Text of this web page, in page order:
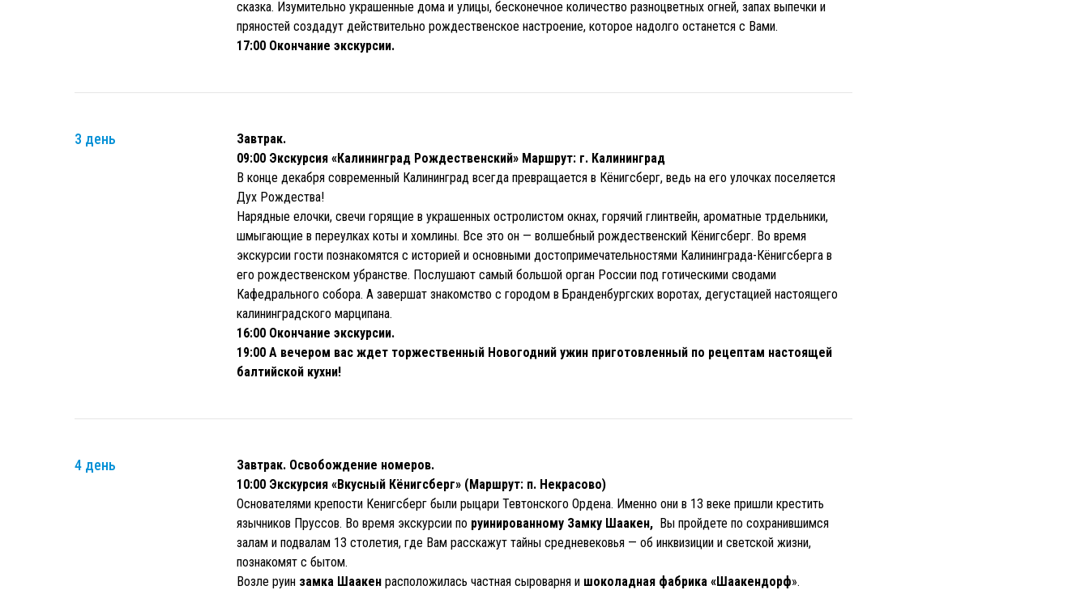
сказка. Изумительно украшенные дома и улицы, бесконечное количество разноцветных огней, запах выпечки и
пряностей создадут действительно рождественское настроение, которое надолго останется с Вами.
17:00 Окончание экскурсии.
3 день
Завтрак.
09:00 Экскурсия «Калининград Рождественский» Маршрут: г. Калининград
В конце декабря современный Калининград всегда превращается в Кёнигсберг, ведь на его улочках поселяется
Дух Рождества!
Нарядные елочки, свечи горящие в украшенных остролистом окнах, горячий глинтвейн, ароматные трдельники,
шмыгающие в переулках коты и хомлины. Все это он — волшебный рождественский Кёнигсберг. Во время
экскурсии гости познакомятся с историей и основными достопримечательностями Калининграда-Кёнигсберга в
его рождественском убранстве. Послушают самый большой орган России под готическими сводами
Кафедрального собора. А завершат знакомство с городом в Бранденбургских воротах, дегустацией настоящего
калининградского марципана.
16:00 Окончание экскурсии.
19:00 А вечером вас ждет торжественный Новогодний ужин приготовленный по рецептам настоящей
балтийской кухни!
4 день
Завтрак. Освобождение номеров.
10:00 Экскурсия «Вкусный Кёнигсберг» (Маршрут: п. Некрасово)
Основателями крепости Кенигсберг были рыцари Тевтонского Ордена. Именно они в 13 веке пришли крестить
язычников Пруссов. Во время экскурсии по руинированному Замку Шаакен, Вы пройдете по сохранившимся
залам и подвалам 13 столетия, где Вам расскажут тайны средневековья — об инквизиции и светской жизни,
познакомят с бытом.
Возле руин замка Шаакен расположилась частная сыроварня и шоколадная фабрика «Шаакендорф».